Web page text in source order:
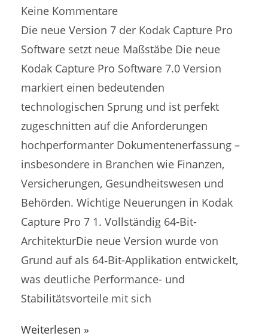
Keine Kommentare
Die neue Version 7 der Kodak Capture Pro
Software setzt neue Maßstäbe Die neue
Kodak Capture Pro Software 7.0 Version
markiert einen bedeutenden
technologischen Sprung und ist perfekt
zugeschnitten auf die Anforderungen
hochperformanter Dokumentenerfassung –
insbesondere in Branchen wie Finanzen,
Versicherungen, Gesundheitswesen und
Behörden. Wichtige Neuerungen in Kodak
Capture Pro 7 1. Vollständig 64-Bit-
ArchitekturDie neue Version wurde von
Grund auf als 64‑Bit-Applikation entwickelt,
was deutliche Performance- und
Stabilitätsvorteile mit sich
Weiterlesen »